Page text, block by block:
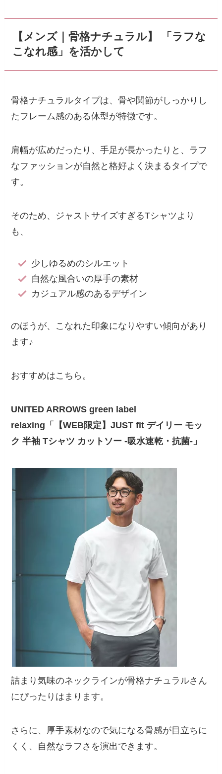
【メンズ｜骨格ナチュラル】 「ラフな
こなれ感」を活かして
骨格ナチュラルタイプは、骨や関節がしっかりし
たフレーム感のある体型が特徴です。
肩幅が広めだったり、手足が長かったりと、ラフ
なファッションが自然と格好よく決まるタイプで
す。
そのため、ジャストサイズすぎるTシャツより
も、
少しゆるめのシルエット
自然な風合いの厚手の素材
カジュアル感のあるデザイン
のほうが、こなれた印象になりやすい傾向があり
ます♪
おすすめはこちら。
UNITED ARROWS green label
relaxing「【WEB限定】JUST fit デイリー モッ
ク 半袖 Tシャツ カットソー -吸水速乾・抗菌-」
詰まり気味のネックラインが骨格ナチュラルさん
にぴったりはまります。
さらに、厚手素材なので気になる骨感が目立ちに
くく、自然なラフさを演出できます。